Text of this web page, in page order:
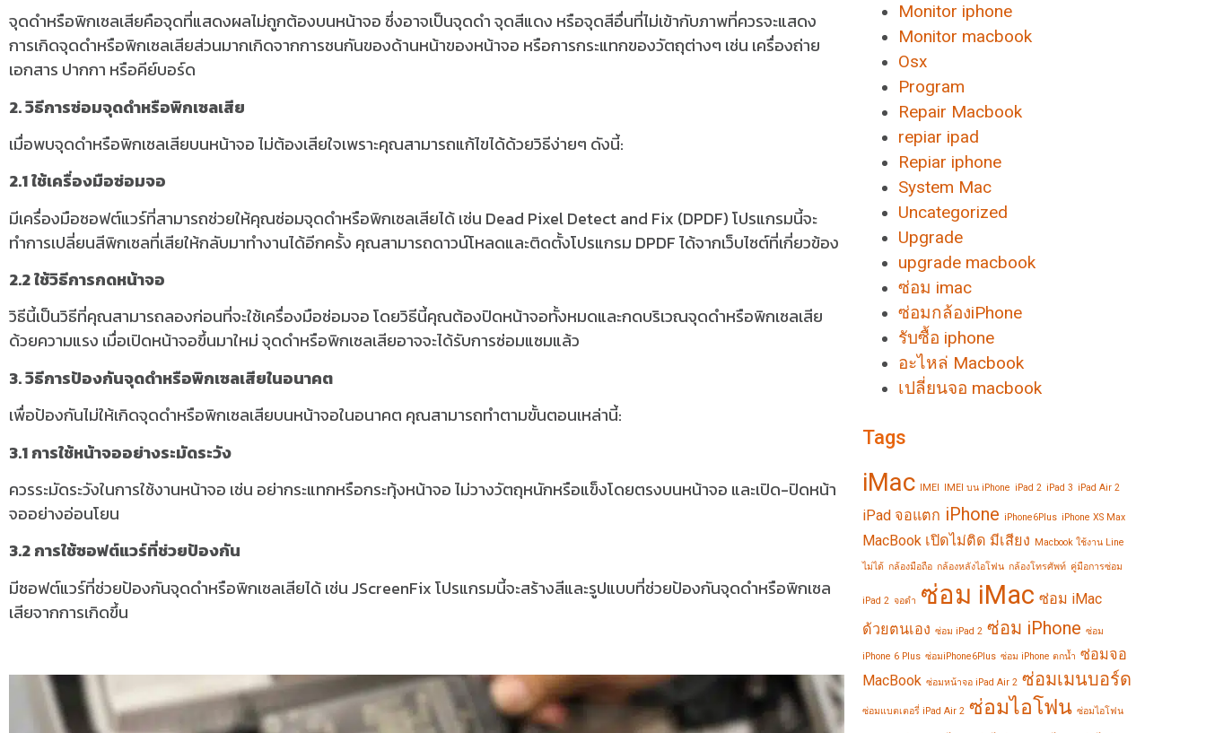
จุดดำหรือพิกเซลเสียคือจุดที่แสดงผลไม่ถูกต้องบนหน้าจอ ซึ่งอาจเป็นจุดดำ จุดสีแดง หรือจุดสีอื่นที่ไม่เข้ากับภาพที่ควรจะแสดง
การเกิดจุดดำหรือพิกเซลเสียส่วนมากเกิดจากการชนกันของด้านหน้าของหน้าจอ หรือการกระแทกของวัตถุต่างๆ เช่น เครื่องถ่าย
เอกสาร ปากกา หรือคีย์บอร์ด
2. วิธีการซ่อมจุดดำหรือพิกเซลเสีย
เมื่อพบจุดดำหรือพิกเซลเสียบนหน้าจอ ไม่ต้องเสียใจเพราะคุณสามารถแก้ไขได้ด้วยวิธีง่ายๆ ดังนี้:
2.1 ใช้เครื่องมือซ่อมจอ
มีเครื่องมือซอฟต์แวร์ที่สามารถช่วยให้คุณซ่อมจุดดำหรือพิกเซลเสียได้ เช่น Dead Pixel Detect and Fix (DPDF) โปรแกรมนี้จะ
ทำการเปลี่ยนสีพิกเซลที่เสียให้กลับมาทำงานได้อีกครั้ง คุณสามารถดาวน์โหลดและติดตั้งโปรแกรม DPDF ได้จากเว็บไซต์ที่เกี่ยวข้อง
2.2 ใช้วิธีการกดหน้าจอ
วิธีนี้เป็นวิธีที่คุณสามารถลองก่อนที่จะใช้เครื่องมือซ่อมจอ โดยวิธีนี้คุณต้องปิดหน้าจอทั้งหมดและกดบริเวณจุดดำหรือพิกเซลเสีย
ด้วยความแรง เมื่อเปิดหน้าจอขึ้นมาใหม่ จุดดำหรือพิกเซลเสียอาจจะได้รับการซ่อมแซมแล้ว
3. วิธีการป้องกันจุดดำหรือพิกเซลเสียในอนาคต
เพื่อป้องกันไม่ให้เกิดจุดดำหรือพิกเซลเสียบนหน้าจอในอนาคต คุณสามารถทำตามขั้นตอนเหล่านี้:
3.1 การใช้หน้าจออย่างระมัดระวัง
ควรระมัดระวังในการใช้งานหน้าจอ เช่น อย่ากระแทกหรือกระทุ้งหน้าจอ ไม่วางวัตถุหนักหรือแข็งโดยตรงบนหน้าจอ และเปิด-ปิดหน้า
จออย่างอ่อนโยน
3.2 การใช้ซอฟต์แวร์ที่ช่วยป้องกัน
มีซอฟต์แวร์ที่ช่วยป้องกันจุดดำหรือพิกเซลเสียได้ เช่น JScreenFix โปรแกรมนี้จะสร้างสีและรูปแบบที่ช่วยป้องกันจุดดำหรือพิกเซล
เสียจากการเกิดขึ้น
Monitor iphone
Monitor macbook
Osx
Program
Repair Macbook
repiar ipad
Repiar iphone
System Mac
Uncategorized
Upgrade
upgrade macbook
ซ่อม imac
ซ่อมกล้องiPhone
รับซื้อ iphone
อะไหล่ Macbook
เปลี่ยนจอ macbook
Tags
iMac IMEI IMEI บน iPhone iPad 2 iPad 3 iPad Air 2
iPad จอแตก iPhone iPhone6Plus iPhone XS Max
MacBook เปิดไม่ติด มีเสียง Macbook ใช้งาน Line
ไม่ได้ กล้องมือถือ กล้องหลังไอโฟน กล้องโทรศัพท์ คู่มือการซ่อม
iPad 2 จอดำ ซ่อม iMac ซ่อม iMac
ด้วยตนเอง ซ่อม iPad 2 ซ่อม iPhone ซ่อม
iPhone 6 Plus ซ่อมiPhone6Plus ซ่อม iPhone ตกน้ำ ซ่อมจอ
MacBook ซ่อมหน้าจอ iPad Air 2 ซ่อมเมนบอร์ด
ซ่อมแบตเตอรี่ iPad Air 2 ซ่อมไอโฟน ซ่อมไอโฟน